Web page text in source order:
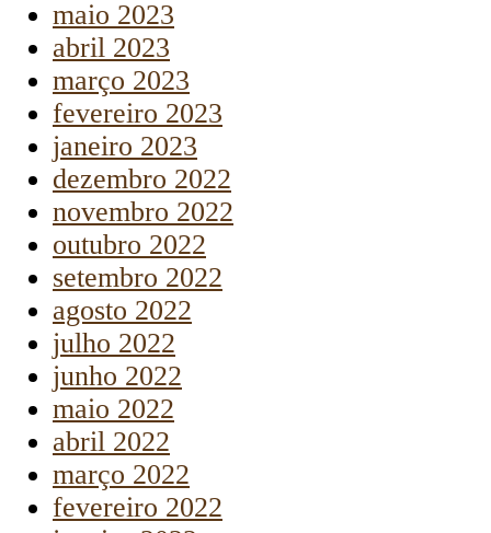
maio 2023
abril 2023
março 2023
fevereiro 2023
janeiro 2023
dezembro 2022
novembro 2022
outubro 2022
setembro 2022
agosto 2022
julho 2022
junho 2022
maio 2022
abril 2022
março 2022
fevereiro 2022